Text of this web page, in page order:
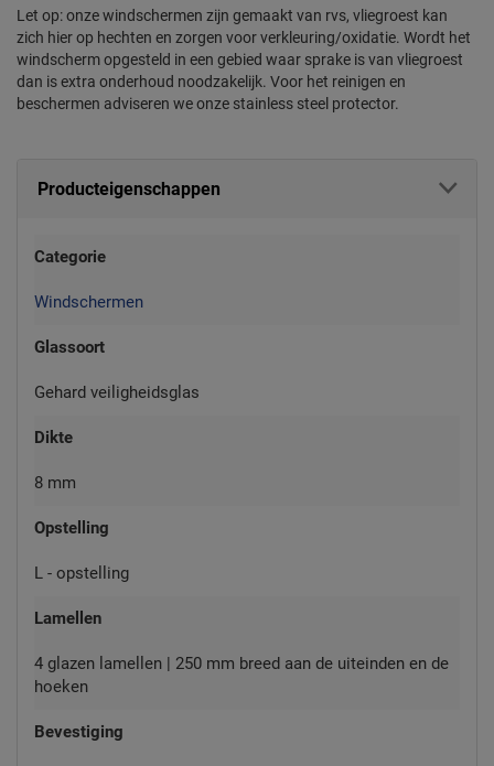
Let op: onze windschermen zijn gemaakt van rvs, vliegroest kan
zich hier op hechten en zorgen voor verkleuring/oxidatie. Wordt het
windscherm opgesteld in een gebied waar sprake is van vliegroest
dan is extra onderhoud noodzakelijk. Voor het reinigen en
beschermen adviseren we onze stainless steel protector.
Producteigenschappen
Categorie
Windschermen
Glassoort
Gehard veiligheidsglas
Dikte
8 mm
Opstelling
L - opstelling
Lamellen
4 glazen lamellen | 250 mm breed aan de uiteinden en de
hoeken
Bevestiging